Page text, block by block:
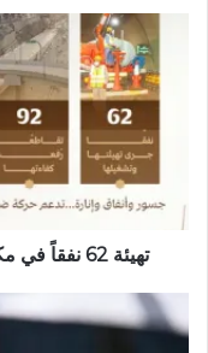
تهيئة 62 نفقاً في مكة لتعزيز جاهزية البنية التحتية للحج